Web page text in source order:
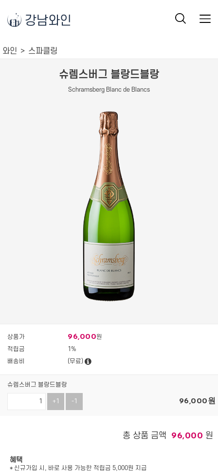
강남와인
와인 스파클링
슈렘스버그 블랑드블랑
Schramsberg Blanc de Blancs
상품가 96,000원
적립금
1%
배송비
(무료)
슈렘스버그 블랑드블랑
+1 -1 96,000원
총 상품 금액 96,000 원
혜택
* 신규가입 시, 바로 사용 가능한 적립금 5,000원 지급